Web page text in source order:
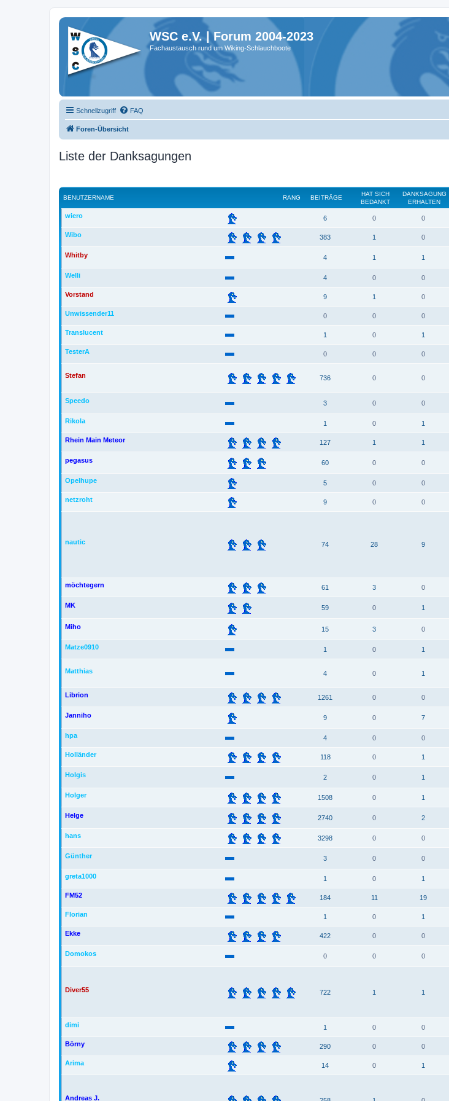
WSC e.V. | Forum 2004-2023
Fachaustausch rund um Wiking-Schlauchboote
Schnellzugriff FAQ
Foren-Übersicht
Liste der Danksagungen
RANG
BENUTZERNAME BEITRÄGE
HAT SICH
BEDANKT
DANKSAGUNG
ERHALTEN
wiero 6 0 0
Wibo 383 1 0
Whitby 4 1 1
Welli 4 0 0
Vorstand 9 1 0
Unwissender11 0 0 0
Translucent 1 0 1
TesterA 0 0 0
Stefan 736 0 0
Speedo 3 0 0
Rikola 1 0 1
Rhein Main Meteor 127 1 1
pegasus 60 0 0
Opelhupe 5 0 0
netzroht 9 0 0
nautic 74 28 9
möchtegern 61 3 0
MK 59 0 1
Miho 15 3 0
Matze0910 1 0 1
Matthias 4 0 1
Librion 1261 0 0
Janniho 9 0 7
hpa 4 0 0
Holländer 118 0 1
Holgis 2 0 1
Holger 1508 0 1
Helge 2740 0 2
hans 3298 0 0
Günther 3 0 0
greta1000 1 0 1
FM52 184 11 19
Florian 1 0 1
Ekke 422 0 0
Domokos 0 0 0
Diver55 722 1 1
dimi 1 0 0
Börny 290 0 0
Arima 14 0 1
Andreas J.